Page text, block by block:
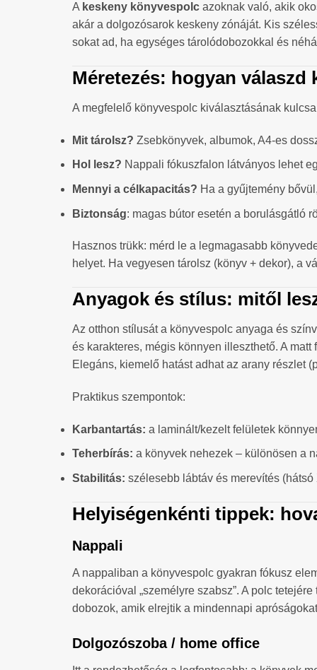
A keskeny könyvespolc azoknak való, akik
akár a dolgozósarok keskeny zónáját. Kis
sokat ad, ha egységes tárolódobozokkal és
Méretezés: hogyan
A megfelelő könyvespolc kiválasztásának
Mit tárolsz? Zsebkönyvek, albumok, A4-es
Hol lesz? Nappali fókuszfalon látványos lehet
Mennyi a célkapacitás? Ha a gyűjtemény
Biztonság: magas bútor esetén a borulásgátló
Hasznos trükk: mérd le a legmagasabb
helyet. Ha vegyesen tárolsz (könyv + dekor), a
Anyagok és stílus: mitől
Az otthon stílusát a könyvespolc anyaga és
és karakteres, mégis könnyen illeszthető. A
Elegáns, kiemelő hatást adhat az arany részlet
Praktikus szempontok:
Karbantartás: a laminált/kezelt felületek
Teherbírás: a könyvek nehezek – különösen a
Stabilitás: szélesebb lábtáv és merevítés
Helyiségenkénti tippek:
Nappali
A nappaliban a könyvespolc gyakran fókusz
dekorációval „személyre szabsz”. A polc
dobozok, amik elrejtik a mindennapi
Dolgozószoba / home office